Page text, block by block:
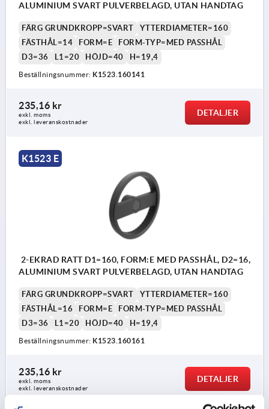
ALUMINIUM SVART PULVERBELAGD, UTAN HANDTAG
FÄRG GRUNDKROPP=SVART
YTTERDIAMETER=160
FÄSTHÅL=14
FORM=E
FORM-TYP=MED PASSHÅL
D3=36
L1=20 HÖJD=40 H=19,4
Beställningsnummer: K1523.160141
235,16 kr
exkl. moms
exkl. leveranskostnader
DETALJER
K1523 E
2-EKRAD RATT D1=160, FORM:E MED PASSHÅL, D2=16,
ALUMINIUM SVART PULVERBELAGD, UTAN HANDTAG
FÄRG GRUNDKROPP=SVART
YTTERDIAMETER=160
FÄSTHÅL=16
FORM=E
FORM-TYP=MED PASSHÅL
D3=36
L1=20 HÖJD=40 H=19,4
Beställningsnummer: K1523.160161
235,16 kr
exkl. moms
exkl. leveranskostnader
DETALJER